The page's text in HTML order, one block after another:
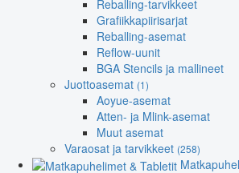
Reballing-tarvikkeet
Grafiikkapiirisarjat
Reballing-asemat
Reflow-uunit
BGA Stencils ja mallineet
Juottoasemat (1)
Aoyue-asemat
Atten- ja Mlink-asemat
Muut asemat
Varaosat ja tarvikkeet (258)